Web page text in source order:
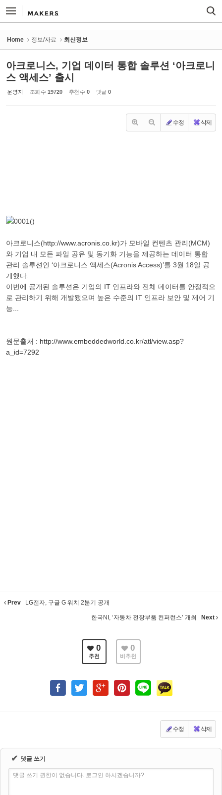
Home 정보/자료 최신정보
아크로니스, 기업 데이터 통합 솔루션 ‘아크로니
스 액세스’ 출시
운영자 조회 수 19720 추천 수 0 댓글 0
수정 삭제
아크로니스(http://www.acronis.co.kr)가 모바일 컨텐츠 관리(MCM)
와 기업 내 모든 파일 공유 및 동기화 기능을 제공하는 데이터 통합
관리 솔루션인 ‘아크로니스 액세스(Acronis Access)’를 3월 18일 공
개했다.
이번에 공개된 솔루션은 기업의 IT 인프라와 전체 데이터를 안정적으
로 관리하기 위해 개발됐으며 높은 수준의 IT 인프라 보안 및 제어 기
능...
원문출처 : http://www.embeddedworld.co.kr/atl/view.asp?
a_id=7292
Prev LG전자, 구글 G 워치 2분기 공개
한국NI, ‘자동차 전장부품 컨퍼런스’ 개최 Next
0
추천
0
비추천
수정 삭제
✔ 댓글 쓰기
댓글 쓰기 권한이 없습니다. 로그인 하시겠습니까?